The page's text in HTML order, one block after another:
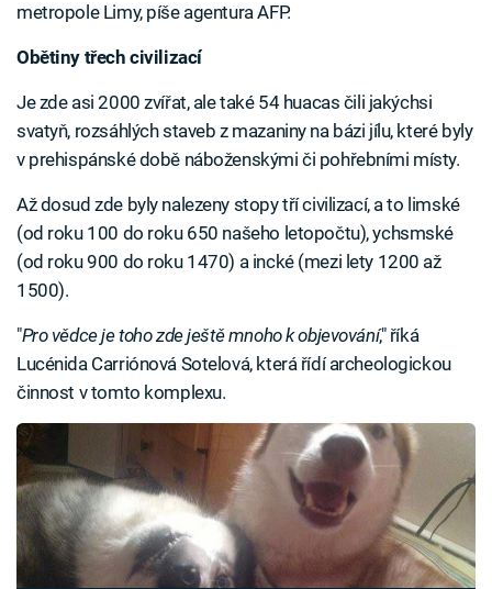
metropole Limy, píše agentura AFP.
Obětiny třech civilizací
Je zde asi 2000 zvířat, ale také 54 huacas čili jakýchsi
svatyň, rozsáhlých staveb z mazaniny na bázi jílu, které byly
v prehispánské době náboženskými či pohřebními místy.
Až dosud zde byly nalezeny stopy tří civilizací, a to limské
(od roku 100 do roku 650 našeho letopočtu), ychsmské
(od roku 900 do roku 1470) a incké (mezi lety 1200 až
1500).
"Pro vědce je toho zde ještě mnoho k objevování," říká
Lucénida Carriónová Sotelová, která řídí archeologickou
činnost v tomto komplexu.